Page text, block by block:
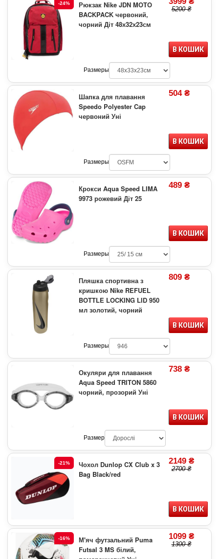
-24%
Рюкзак Nike JDN MOTO
BACKPACK червоний,
чорний Діт 48х32х23см
5200 ₴
В КОШИК
Размеры
Шапка для плавання
Speedo Polyester Cap
червоний Уні
504 ₴
В КОШИК
Размеры
Крокси Aqua Speed LIMA
9973 рожевий Діт 25
489 ₴
В КОШИК
Размеры
Пляшка спортивна з
кришкою Nike REFUEL
BOTTLE LOCKING LID 950
мл золотий, чорний
809 ₴
В КОШИК
Размеры
Окуляри для плавання
Aqua Speed TRITON 5860
чорний, прозорий Уні
738 ₴
В КОШИК
Размер
-21%
Чохол Dunlop CX Club x 3
Bag Black/red
2149 ₴
2700 ₴
В КОШИК
-16%
М'яч футзальний Puma
Futsal 3 MS білий,
1099 ₴
1300 ₴